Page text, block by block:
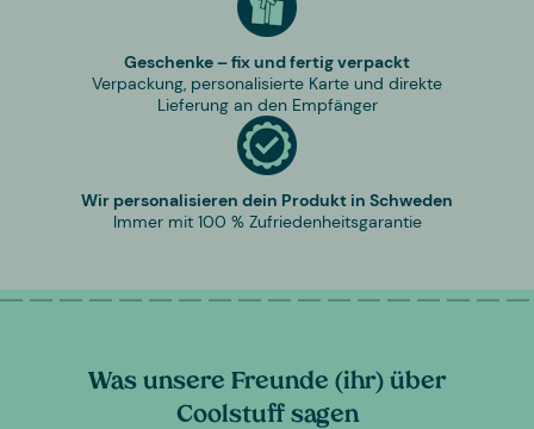
Geschenke – fix und fertig verpackt
Verpackung, personalisierte Karte und direkte
Lieferung an den Empfänger
Wir personalisieren dein Produkt in Schweden
Immer mit 100 % Zufriedenheitsgarantie
Was unsere Freunde (ihr) über
Coolstuff sagen